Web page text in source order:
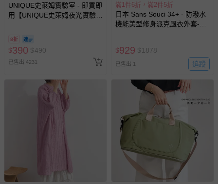
UNIQUE史萊姆實驗室 - 即買即
用【UNIQUE史萊姆夜光實驗室
人小孩均一價(3歲以上需購票))
8折
$390 $490
已售出 4231
滿1件6折，滿2件5折
日本 Sans Souci 34+ - 防潑水
機能美型修身派克風衣外套-軍
$929 $1878
已售出 1 追蹤